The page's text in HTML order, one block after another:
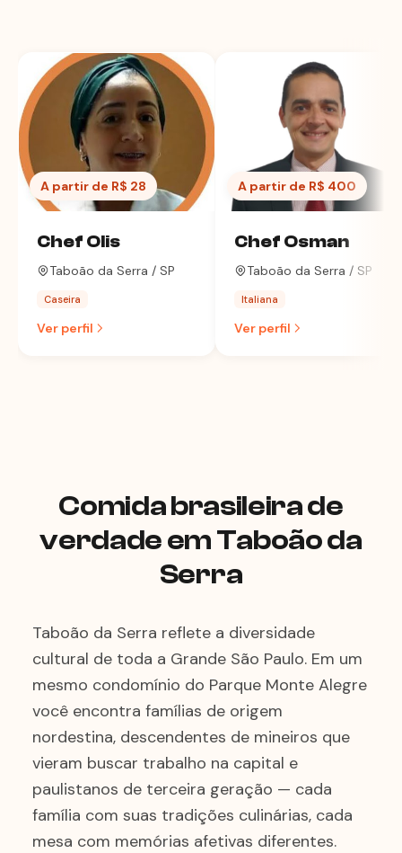
A partir de R$ 28
Chef Olis
Taboão da Serra / SP
Caseira
Ver perfil
A partir de R$ 400
Chef Osman
Taboão da Serra / SP
Italiana
Ver perfil
Comida brasileira de
verdade em Taboão da
Serra
Taboão da Serra reflete a diversidade
cultural de toda a Grande São Paulo. Em um
mesmo condomínio do Parque Monte Alegre
você encontra famílias de origem
nordestina, descendentes de mineiros que
vieram buscar trabalho na capital e
paulistanos de terceira geração — cada
família com suas tradições culinárias, cada
mesa com memórias afetivas diferentes.